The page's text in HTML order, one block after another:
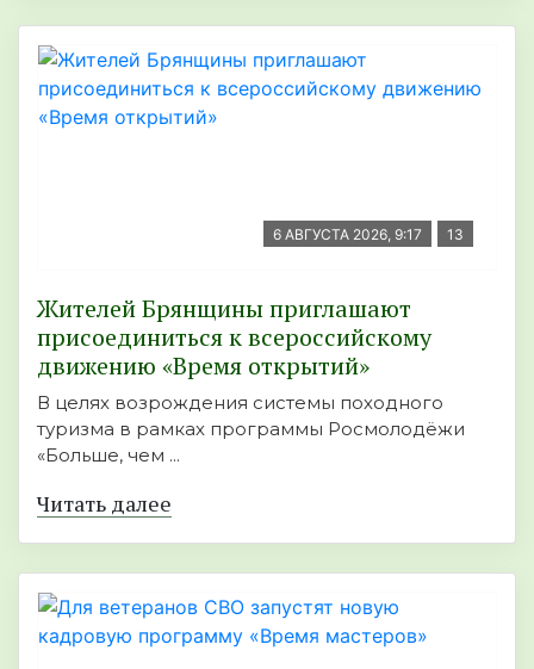
6 АВГУСТА 2026, 9:17 13
Жителей Брянщины приглашают
присоединиться к всероссийскому
движению «Время открытий»
В целях возрождения системы походного
туризма в рамках программы Росмолодёжи
«Больше, чем ...
Читать далее